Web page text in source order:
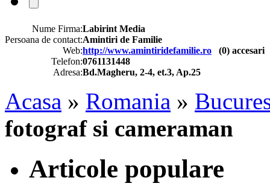
Nume Firma:Labirint Media
Persoana de contact:Amintiri de Familie
Web:http://www.amintiridefamilie.ro (0) accesari
Telefon:0761131448
Adresa:Bd.Magheru, 2-4, et.3, Ap.25
Acasa » Romania »
fotograf si cameraman
Articole populare